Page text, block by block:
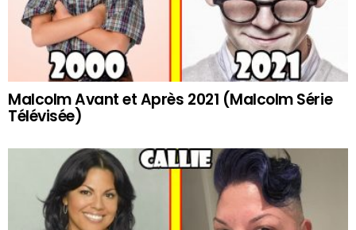
Malcolm Avant et Après 2021 (Malcolm Série
Télévisée)